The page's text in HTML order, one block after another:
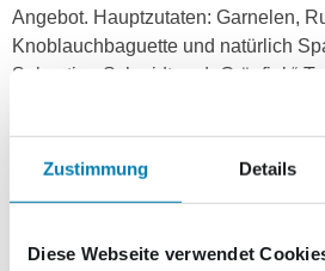
Zustimmung Details
Diese Webseite verwendet
Angebot. Hauptzutaten: Garnelen,
Knoblauchbaguette und natürlich
Sebastian Schmidt und „Grünfink“-
noch ein paar Tipps rund um das
Nachzulesen ist alles imBlog….